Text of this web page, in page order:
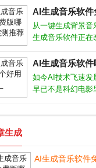
词讲究情感和意
用了十几款工具
能提供灵感，甚至
AI生成音乐软件
从一键生成背景音
生成音乐软件正在
游戏开发者还是
具都能帮你快速产
乐。但面对市面上
AI生成音乐软件
如今AI技术飞速发
早已不是科幻电影
生成
AI生成音乐软件